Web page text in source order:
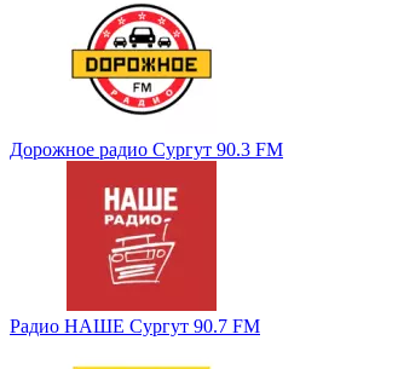
Дорожное радио Сургут 90.3 FM
Радио НАШЕ Сургут 90.7 FM